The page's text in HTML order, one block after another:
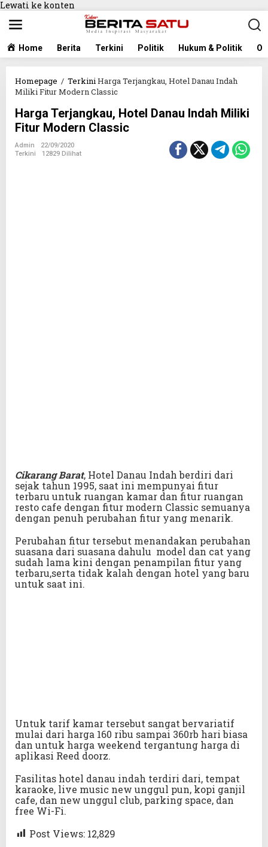
Lewati ke konten
Home Berita Terkini Politik Hukum & Politik
Homepage / TerkiniHarga Terjangkau, Hotel Danau Indah
Miliki Fitur Modern Classic
Harga Terjangkau, Hotel Danau Indah Miliki
Fitur Modern Classic
Admin
22/09/2020
Terkini
12829 Dilihat
Cikarang Barat, Hotel Danau Indah berdiri dari
sejak tahun 1995, saat ini mempunyai fitur
terbaru untuk ruangan kamar dan fitur ruangan
resto cafe dengan fitur modern Classic semuanya
dengan penuh perubahan fitur yang menarik.
Perubahan fitur tersebut menandakan perubahan
suasana dari suasana dahulu model dan cat yang
sudah lama kini dengan penampilan fitur yang
terbaru,serta tidak kalah dengan hotel yang baru
untuk saat ini.
Untuk tarif kamar tersebut sangat bervariatif
mulai dari harga 160 ribu sampai 360rb hari biasa
dan untuk harga weekend tergantung harga di
aplikasi Reed doorz.
Fasilitas hotel danau indah terdiri dari, tempat
karaoke, live music new unggul pun, kopi ganjil
cafe, dan new unggul club, parking space, dan
free Wi-Fi.
Post Views: 12,829